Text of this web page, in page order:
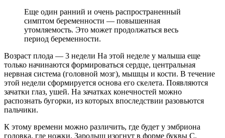
Еще один ранний и очень распространенный
симптом беременности — повышенная
утомляемость. Это может продолжаться весь
период беременности.
Возраст плода — 3 недели На этой неделе у малыша еще
только начинаются формироваться сердце, центральная
нервная система (головной мозг), мышцы и кости. В течение
этой недели сформируется основа его скелета. Появляются
зачатки глаз, ушей. На зачатках конечностей можно
распознать бугорки, из которых впоследствии разовьются
пальчики.
К этому времени можно различить, где будет у эмбриона
головка, где ножки. Зародыш изогнут в форме буквы С.